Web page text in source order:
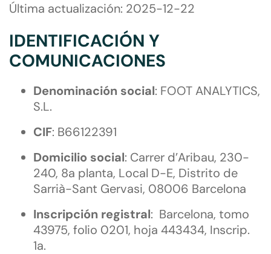
Última actualización: 2025-12-22
IDENTIFICACIÓN Y
COMUNICACIONES
Denominación social: FOOT ANALYTICS,
S.L.
CIF: B66122391
Domicilio social: Carrer d’Aribau, 230-
240, 8a planta, Local D-E, Distrito de
Sarrià-Sant Gervasi, 08006 Barcelona
Inscripción registral: Barcelona, tomo
43975, folio 0201, hoja 443434, Inscrip.
1a.